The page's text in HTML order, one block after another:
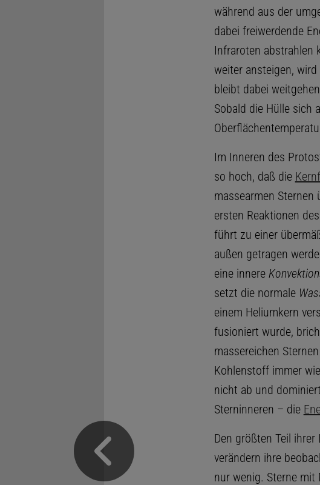
während aus der
dabei freiwerdende
Infraroten abstrahlen
weiter ansteigen,
bleibt dabei
Sobald die Hülle sich
Im Inneren des
so hoch, daß die
massearmen
ersten Reaktionen des
führt zu einer
außen getragen
eine innere
setzt die normale
einem Heliumkern
fusioniert wurde,
massereichen
Kohlenstoff immer
nicht ab und
Sterninneren – die
Den größten Teil
verändern ihre
nur wenig. Sterne mit